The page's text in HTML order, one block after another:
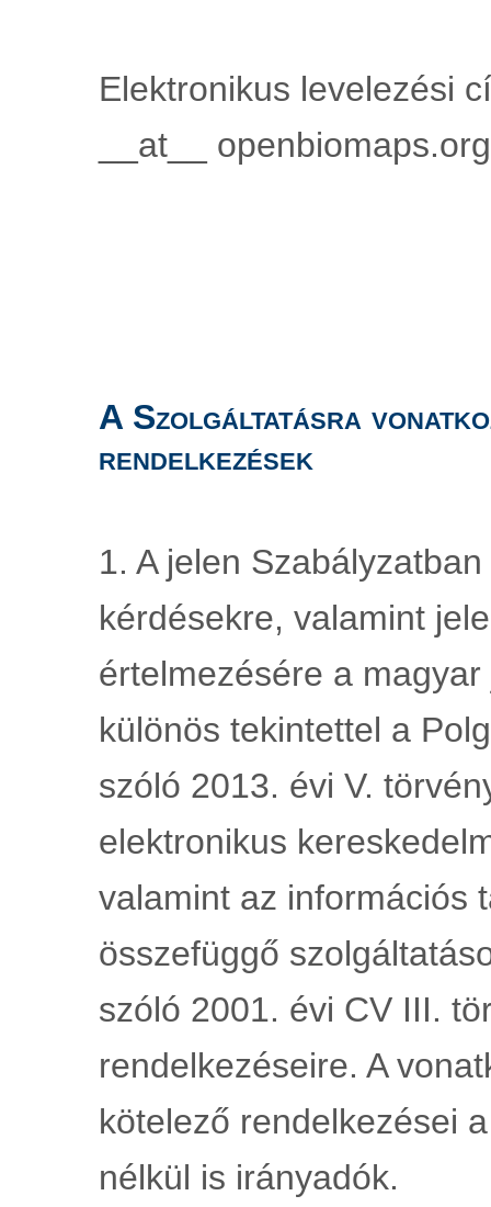
Elektronikus levelezési
__at__ openbiomaps.org
A Szolgáltatásra
rendelkezések
1. A jelen
kérdésekre, valamint
értelmezésére a
különös tekintettel a
szóló 2013. évi V.
elektronikus
valamint az információs
összefüggő
szóló 2001. évi CV III.
rendelkezéseire. A
kötelező rendelkezései
nélkül is irányadók.